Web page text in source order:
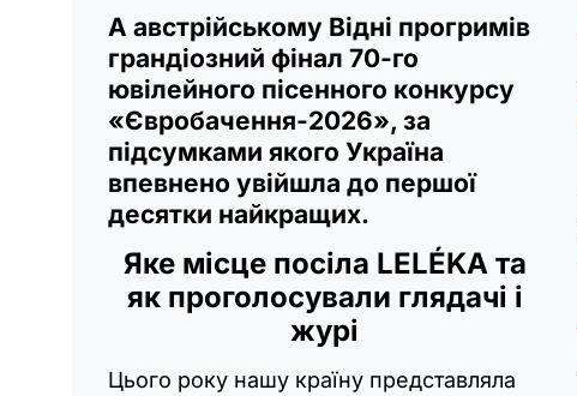
А австрійському Відні прогримів
грандіозний фінал 70-го
ювілейного пісенного конкурсу
«Євробачення-2026», за
підсумками якого Україна
впевнено увійшла до першої
десятки найкращих.
Яке місце посіла LELÉKA та
як проголосували глядачі і
журі
Цього року нашу країну представляла